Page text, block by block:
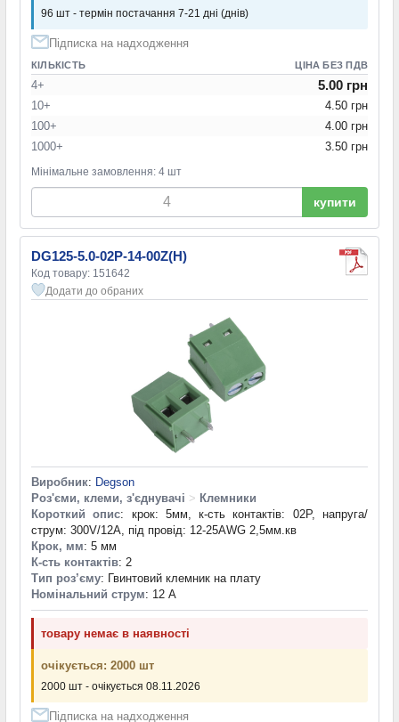
96 шт - термін постачання 7-21 дні (днів)
Підписка на надходження
КІЛЬКІСТЬ ЦІНА БЕЗ ПДВ
4+ 5.00 грн
10+
4.50 грн
100+
4.00 грн
1000+
3.50 грн
Мінімальне замовлення: 4 шт
купити
DG125-5.0-02P-14-00Z(H)
Код товару: 151642
Додати до обраних
Виробник: Degson
Роз'єми, клеми, з'єднувачі > Клемники
Короткий опис: крок: 5мм, к-сть контактів: 02P, напруга/
струм: 300V/12A, під провід: 12-25AWG 2,5мм.кв
Крок, мм: 5 мм
К-сть контактів: 2
Тип роз’єму: Гвинтовий клемник на плату
Номінальний струм: 12 А
товару немає в наявності
очікується: 2000 шт
2000 шт - очікується 08.11.2026
Підписка на надходження